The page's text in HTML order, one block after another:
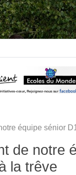
équipe sénior
de notre
la trêve
des cookies